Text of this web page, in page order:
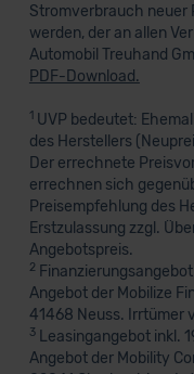
Stromverbrauch neuer
werden, der an allen
Automobil Treuhand
PDF-Download.
1UVP bedeutet:
des Herstellers
Der errechnete
errechnen sich
Preisempfehlung des
Erstzulassung zzgl.
Angebotspreis.
2
Angebot der Mobilize
41468 Neuss. Irrtümer
3Leasingangebot inkl.
Angebot der Mobility